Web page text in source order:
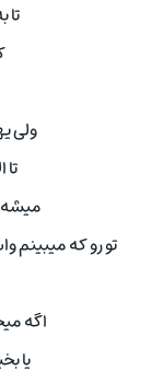
ولی
میشه
تو رو که میبینم
اگه
یا